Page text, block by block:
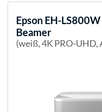
Epson EH-
Beamer
(weiß, 4K PRO-UHD,